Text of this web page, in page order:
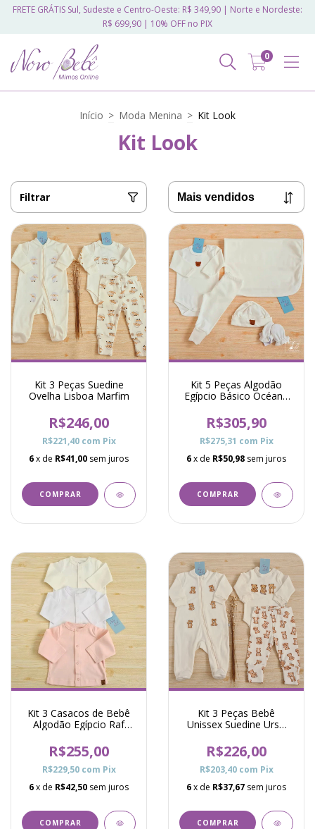
FRETE GRÁTIS Sul, Sudeste e Centro-Oeste: R$ 349,90 | Norte e Nordeste:
R$ 699,90 | 10% OFF no PIX
0
Início > Moda Menina > Kit Look
Kit Look
Filtrar
Kit 3 Peças Suedine
Ovelha Lisboa Marfim
R$246,00
R$221,40 com Pix
6x de R$41,00 sem juros
COMPRAR
Kit 5 Peças Algodão
Egípcio Básico Océane
R$305,90
R$275,31 com Pix
6x de R$50,98 sem juros
COMPRAR
Kit 3 Casacos de Bebê
Algodão Egípcio Raf
R$255,00
R$229,50 com Pix
6x de R$42,50 sem juros
COMPRAR
Kit 3 Peças Bebê
Unissex Suedine Urso
R$226,00
R$203,40 com Pix
6x de R$37,67 sem juros
COMPRAR